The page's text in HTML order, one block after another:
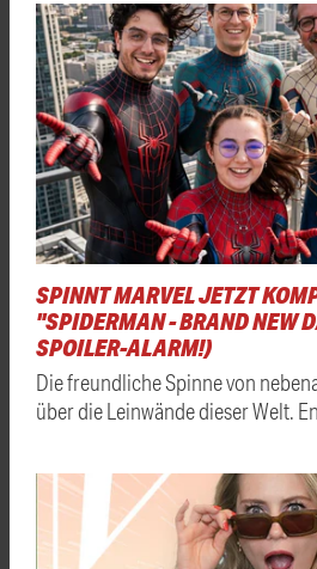
SPINNT MARVEL JETZT
"SPIDERMAN - BRAND NEW
SPOILER-ALARM!)
Die freundliche Spinne von
über die Leinwände dieser Welt.